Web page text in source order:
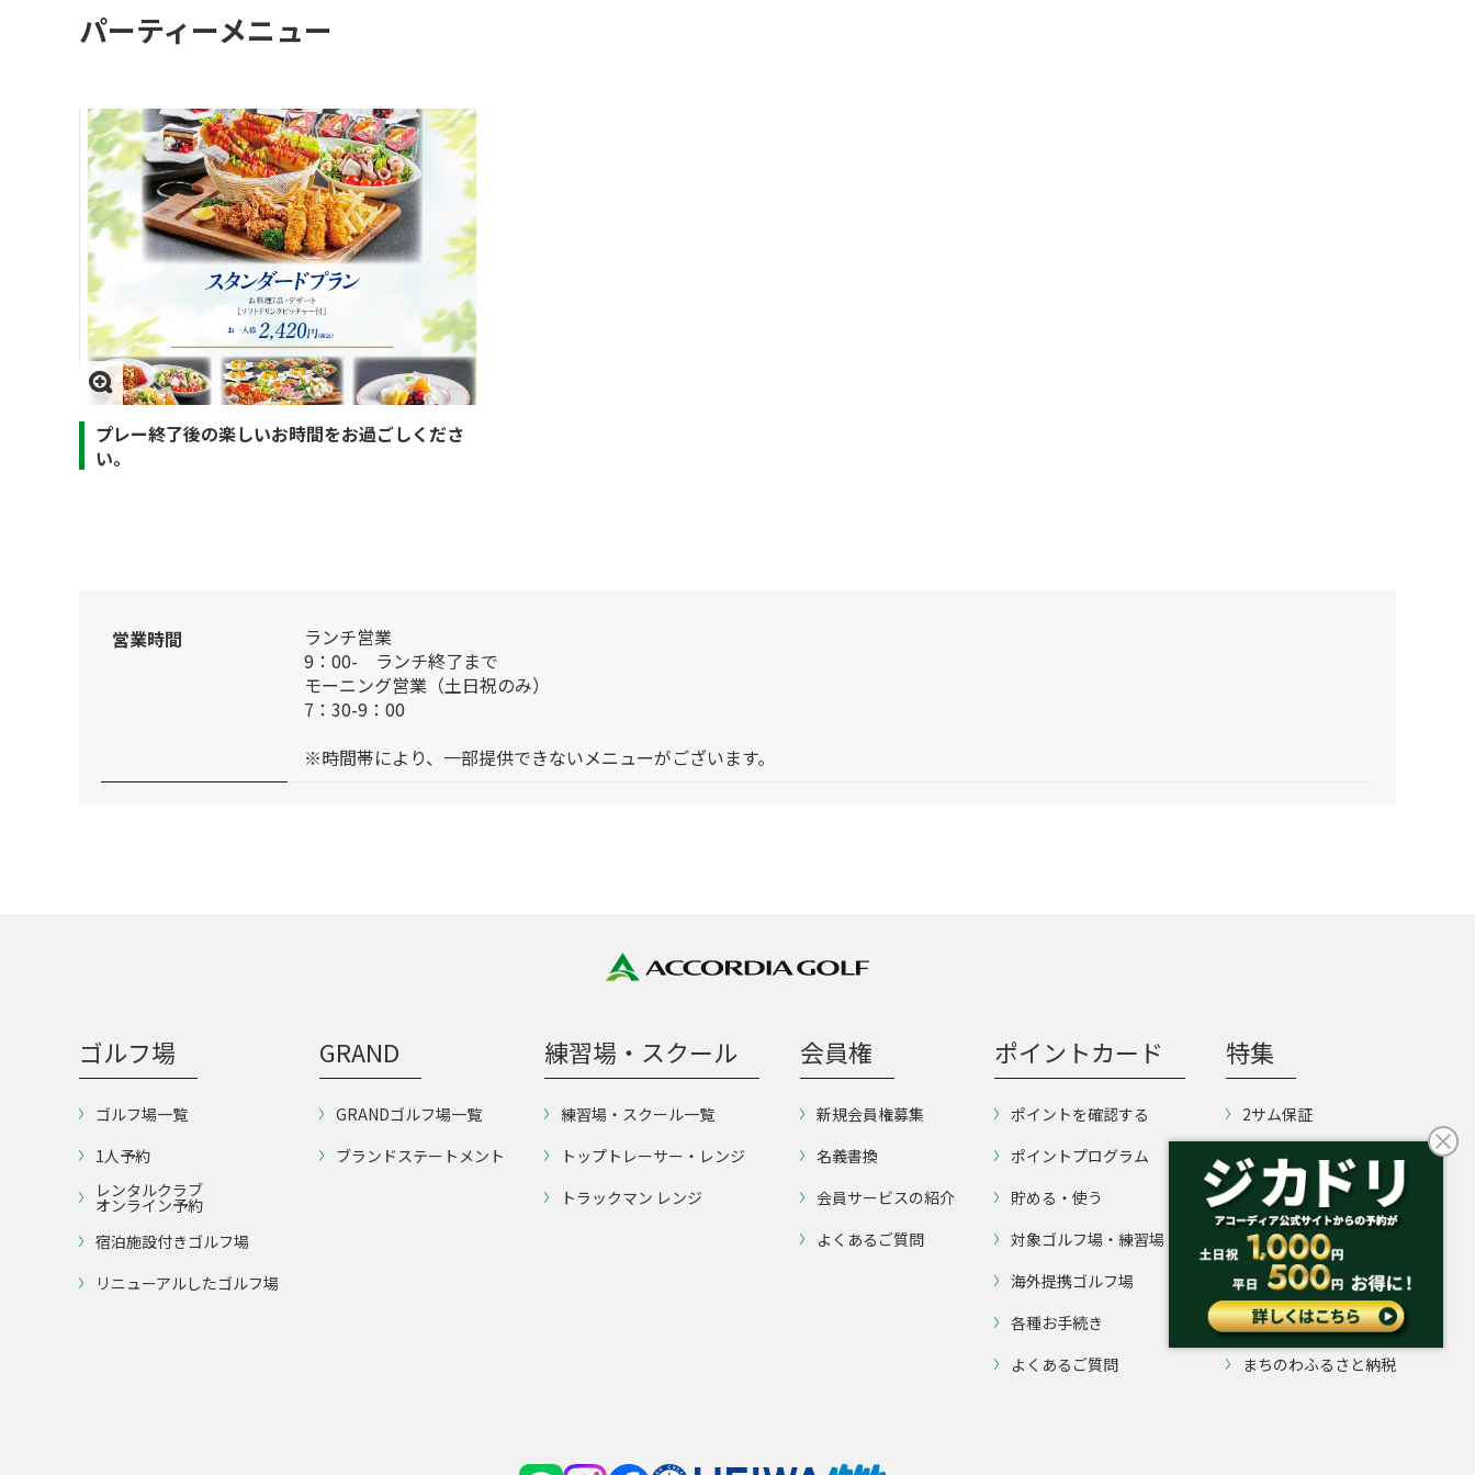
パーティーメニュー
プレー終了後の楽しいお時間をお過ごしくださ
い。
営業時間
ランチ営業
9：00- ランチ終了まで
モーニング営業（土日祝のみ）
7：30-9：00
※時間帯により、一部提供できないメニューがございます。
ゴルフ場
ゴルフ場一覧
1人予約
レンタルクラブ
オンライン予約
宿泊施設付きゴルフ場
リニューアルしたゴルフ場
GRAND
GRANDゴルフ場一覧
ブランドステートメント
練習場・スクール
練習場・スクール一覧
トップトレーサー・レンジ
トラックマン レンジ
会員権
新規会員権募集
名義書換
会員サービスの紹介
よくあるご質問
ポイントカード
ポイントを確認する
ポイントプログラム
貯める・使う
対象ゴルフ場・練習場
海外提携ゴルフ場
各種お手続き
よくあるご質問
特集
2サム保証
早め・遅め
スループレー
直前予約
速旅2026
ドラ割2026
まちのわふるさと納税